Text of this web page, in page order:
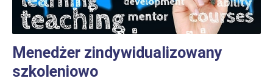
Menedżer zindywidualizowany
szkoleniowo